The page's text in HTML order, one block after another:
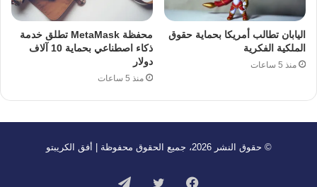
اليابان تطالب أمريكا بحماية حقوق
الملكية الفكرية
منذ 5 ساعات
محفظة MetaMask تطلق خدمة
ذكاء اصطناعي بحماية 10 آلاف
دولار
منذ 5 ساعات
© حقوق النشر 2026، جميع الحقوق محفوظة | أفق الكريبتو
فيسبوك تويتر تيلقرام